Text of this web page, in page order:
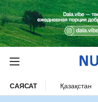
САЯСАТ Қазақстан